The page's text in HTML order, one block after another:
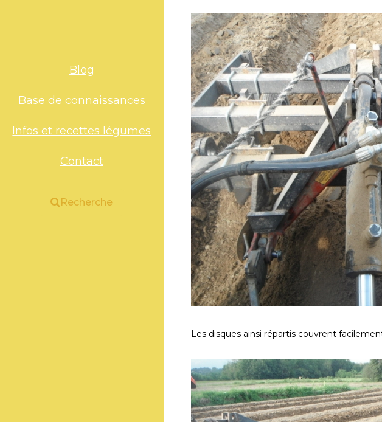
Blog
Base de connaissances
Infos et recettes légumes
Contact
Recherche
Les disques ainsi répartis couvrent